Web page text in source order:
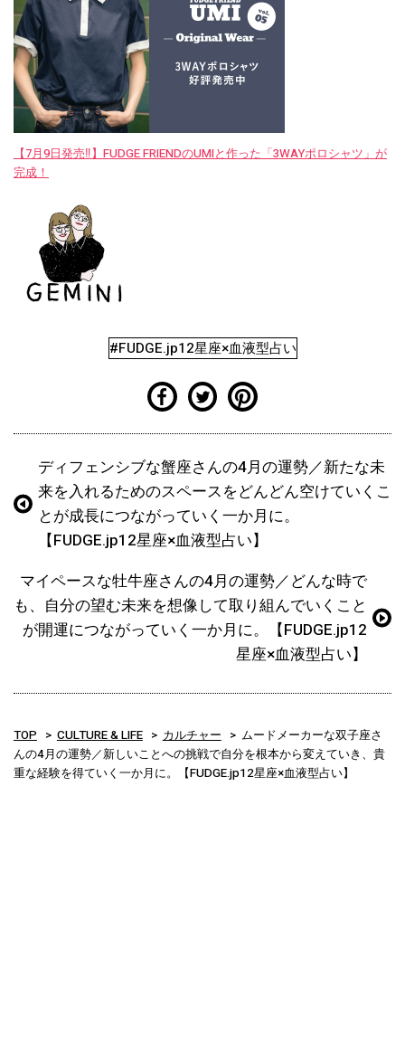
【7月9日発売‼︎】FUDGE FRIENDのUMIと作った「3WAYポロシャツ」が
完成！
#FUDGE.jp12星座×血液型占い
ディフェンシブな蟹座さんの4月の運勢／新たな未
来を入れるためのスペースをどんどん空けていくこ
とが成長につながっていく一か月に。
【FUDGE.jp12星座×血液型占い】
マイペースな牡牛座さんの4月の運勢／どんな時で
も、自分の望む未来を想像して取り組んでいくこと
が開運につながっていく一か月に。【FUDGE.jp12
星座×血液型占い】
TOP CULTURE & LIFE カルチャー
ムードメーカーな双子座さ
んの4月の運勢／新しいことへの挑戦で自分を根本から変えていき、貴
重な経験を得ていく一か月に。【FUDGE.jp12星座×血液型占い】